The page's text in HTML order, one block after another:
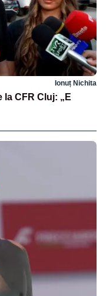
Ionuț Nichita
la CFR Cluj: „E